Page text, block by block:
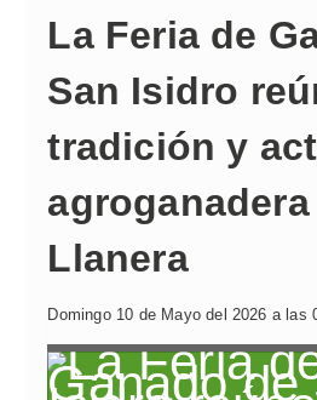
La Feria de
San Isidro
tradición y
agroganadera
Llanera
Domingo 10 de Mayo del 2026 a las